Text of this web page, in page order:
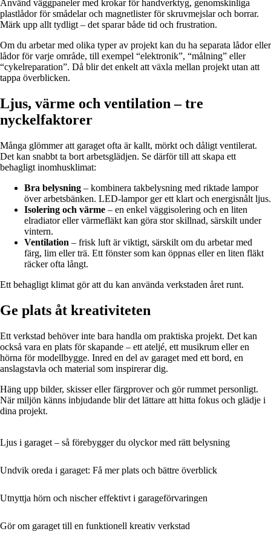
Använd väggpaneler med krokar för handverktyg, genomskinliga
plastlådor för smådelar och magnetlister för skruvmejslar och borrar.
Märk upp allt tydligt – det sparar både tid och frustration.
Om du arbetar med olika typer av projekt kan du ha separata lådor eller
lådor för varje område, till exempel “elektronik”, “målning” eller
“cykelreparation”. Då blir det enkelt att växla mellan projekt utan att
tappa överblicken.
Ljus, värme och ventilation – tre
nyckelfaktorer
Många glömmer att garaget ofta är kallt, mörkt och dåligt ventilerat.
Det kan snabbt ta bort arbetsglädjen. Se därför till att skapa ett
behagligt inomhusklimat:
Bra belysning – kombinera takbelysning med riktade lampor
över arbetsbänken. LED-lampor ger ett klart och energisnålt ljus.
Isolering och värme – en enkel väggisolering och en liten
elradiator eller värmefläkt kan göra stor skillnad, särskilt under
vintern.
Ventilation – frisk luft är viktigt, särskilt om du arbetar med
färg, lim eller trä. Ett fönster som kan öppnas eller en liten fläkt
räcker ofta långt.
Ett behagligt klimat gör att du kan använda verkstaden året runt.
Ge plats åt kreativiteten
Ett verkstad behöver inte bara handla om praktiska projekt. Det kan
också vara en plats för skapande – ett ateljé, ett musikrum eller en
hörna för modellbygge. Inred en del av garaget med ett bord, en
anslagstavla och material som inspirerar dig.
Häng upp bilder, skisser eller färgprover och gör rummet personligt.
När miljön känns inbjudande blir det lättare att hitta fokus och glädje i
dina projekt.
Ljus i garaget – så förebygger du olyckor med rätt belysning
Undvik oreda i garaget: Få mer plats och bättre överblick
Utnyttja hörn och nischer effektivt i garageförvaringen
Gör om garaget till en funktionell kreativ verkstad